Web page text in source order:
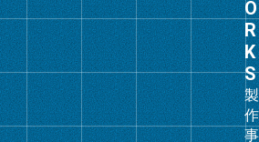
製
作
事
ル
ー
プ
リ
ン
ク